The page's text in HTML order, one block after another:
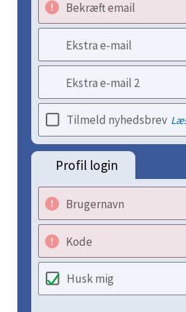
Bekræft email
Ekstra e-mail
Ekstra e-mail 2
Tilmeld nyhedsbrev
Profil login
Brugernavn
Kode
Husk mig